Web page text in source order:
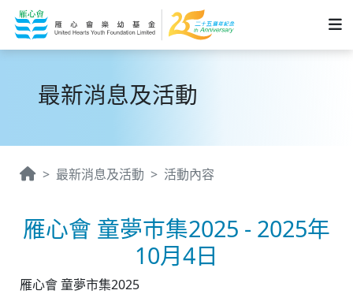
最新消息及活動
最新消息及活動 活動內容
雁心會 童夢巿集2025 - 2025年
10月4日
雁心會 童夢市集2025